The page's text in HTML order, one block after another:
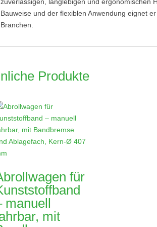
Bauweise und der flexiblen Anwendung eignet
Branchen.
Produkte
für
manuell
mit